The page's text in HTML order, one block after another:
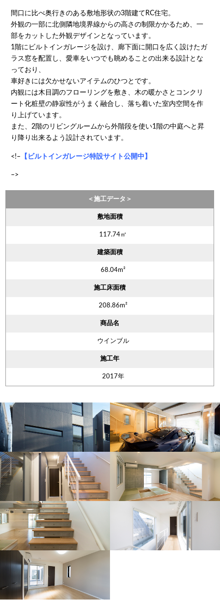
間口に比べ奥行きのある敷地形状の3階建てRC住宅。
外観の一部に北側隣地境界線からの高さの制限かかるため、一
部をカットした外観デザインとなっています。
1階にビルトインガレージを設け、廊下面に開口を広く設けたガ
ラス窓を配置し、愛車をいつでも眺めることの出来る設計とな
っており、
車好きには欠かせないアイテムのひつとです。
内観には木目調のフローリングを敷き、木の暖かさとコンクリ
ート化粧壁の静寂性がうまく融合し、落ち着いた室内空間を作
り上げています。
また、2階のリビングルームから外階段を使い1階の中庭へと昇
り降り出来るよう設計されています。
<!– 【ビルトインガレージ特設サイト公開中】
–>
＜施工データ＞
敷地面積
117.74㎡
建築面積
68.04m²
施工床面積
208.86m²
商品名
ウインブル
施工年
2017年